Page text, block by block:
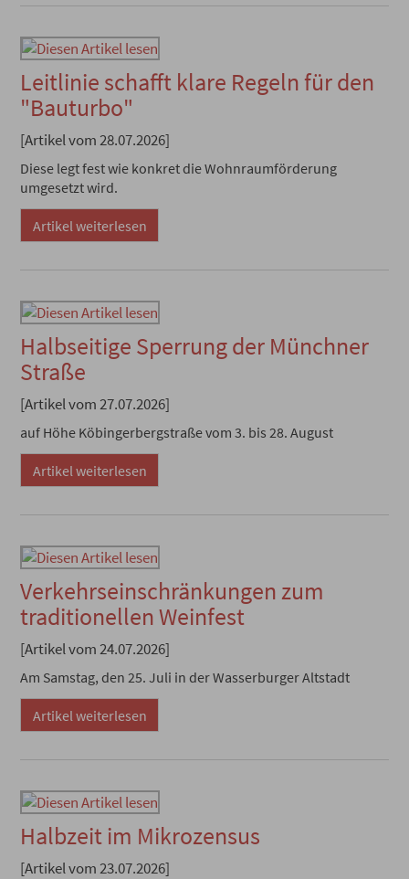
Leitlinie schafft klare Regeln für den
"Bauturbo"
[Artikel vom 28.07.2026]
Diese legt fest wie konkret die Wohnraumförderung
umgesetzt wird.
Artikel weiterlesen
Halbseitige Sperrung der Münchner
Straße
[Artikel vom 27.07.2026]
auf Höhe Köbingerbergstraße vom 3. bis 28. August
Artikel weiterlesen
Verkehrseinschränkungen zum
traditionellen Weinfest
[Artikel vom 24.07.2026]
Am Samstag, den 25. Juli in der Wasserburger Altstadt
Artikel weiterlesen
Halbzeit im Mikrozensus
[Artikel vom 23.07.2026]